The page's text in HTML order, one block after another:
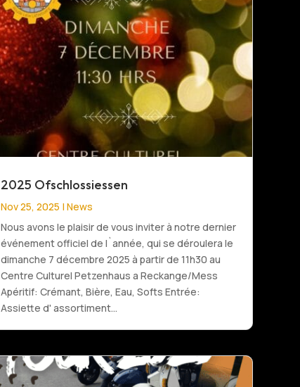
2025 Ofschlossiessen
Nov 25, 2025 | News
Nous avons le plaisir de vous inviter à notre dernier
événement officiel de l`année, qui se déroulera le
dimanche 7 décembre 2025 à partir de 11h30 au
Centre Culturel Petzenhaus a Reckange/Mess
Apéritif: Crémant, Bière, Eau, Softs Entrée:
Assiette d' assortiment...